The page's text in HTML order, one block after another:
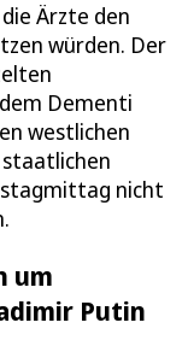
Ärzte den
würden. Der
Dementi
westlichen
nicht
um
Putin